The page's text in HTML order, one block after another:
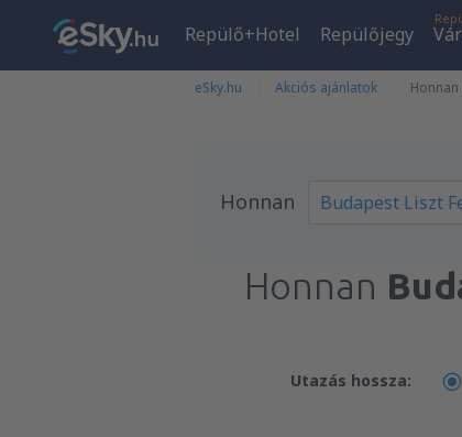
Repülő+Hotel Repülőjegy
eSky.hu Akciós ajánlatok
Honnan
Honnan
Utazás hossza: